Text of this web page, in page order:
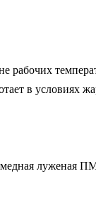
в условиях
луженая